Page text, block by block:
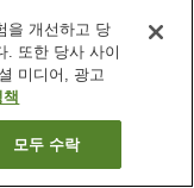
을 개선하고 당
. 또한 당사 사이
미디어, 광고
모두 수락